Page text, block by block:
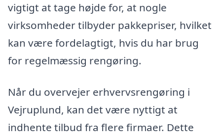
vigtigt at tage højde for, at nogle
virksomheder tilbyder pakkepriser, hvilket
kan være fordelagtigt, hvis du har brug
for regelmæssig rengøring.
Når du overvejer erhvervsrengøring i
Vejruplund, kan det være nyttigt at
indhente tilbud fra flere firmaer. Dette